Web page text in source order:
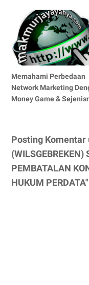
Memahami Perbedaan
Network Marketing
Money Game &
Posting Komentar
PEMBATALAN
HUKUM PERDATA"